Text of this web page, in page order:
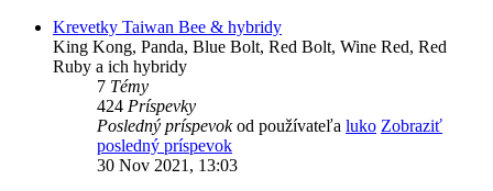
Krevetky Taiwan Bee & hybridy
King Kong, Panda, Blue Bolt, Red Bolt, Wine Red, Red
Ruby a ich hybridy
7 Témy
424 Príspevky
Posledný príspevokod používateľa luko Zobraziť
posledný príspevok
30 Nov 2021, 13:03